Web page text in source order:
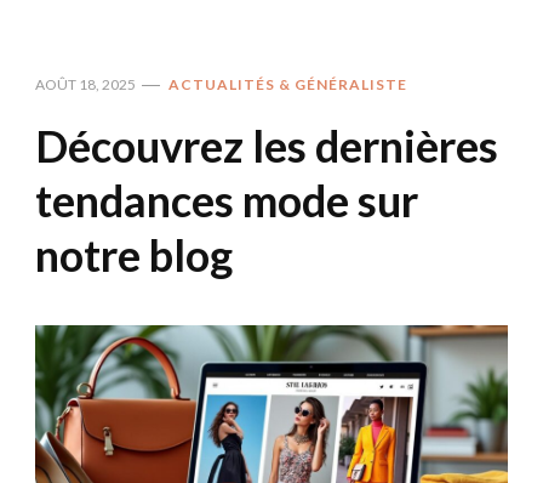
AOÛT 18, 2025 ACTUALITÉS & GÉNÉRALISTE
Découvrez les dernières
tendances mode sur
notre blog